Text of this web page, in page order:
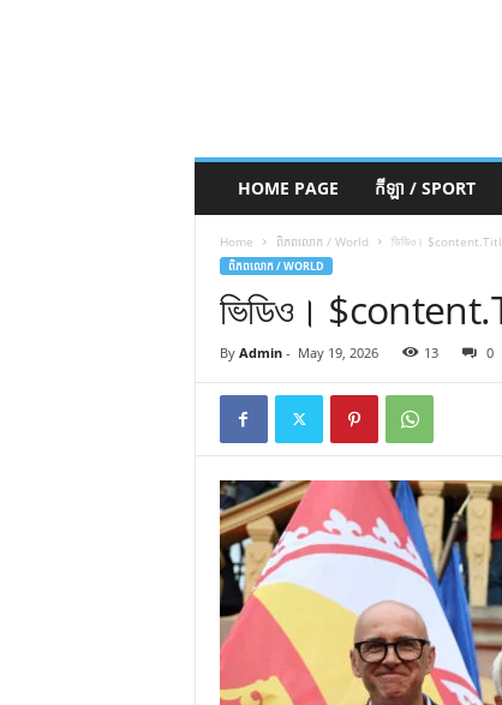
HOME PAGE កីឡា / SPORT
Home ពិភពលោក / World ভিডিও।
ពិភពលោក / WORLD
ভিডিও।
By Admin- May 19, 2026 13 0